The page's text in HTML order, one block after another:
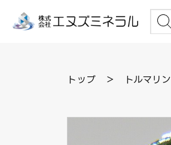
トップ ＞ トルマリン